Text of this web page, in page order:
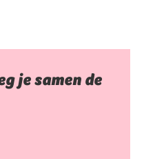
je samen de